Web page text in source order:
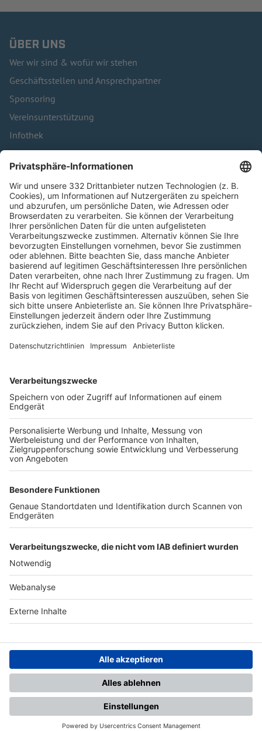
ÜBER UNS
Wer wir sind & wofür wir stehen
Geschäftsstellen und Ansprechpartner
Sponsoring
Vereinsunterstützung
Infothek
Kontakt
HÄUFIG BESUCHTE SEITEN
Pässe und Vereinswechsel
Trainerausbildung
Schulungsangebot Vereinsmitarbeiter
BFV-Geschäftsstellen
Trainerbörse
Login SpielPlus
FOLGE DEM BFV
TOP-VEREINE
TOP-PARTNER
SFV DFB
Nutzungsbedingungen Datenschutz Impressum
Ihr Gerät wird möglicherweise
nicht vollständig unterstützt.
Für die beste Nutzung empfehlen
wir ein kompatibles Gerät oder
einen aktuellen Browser.